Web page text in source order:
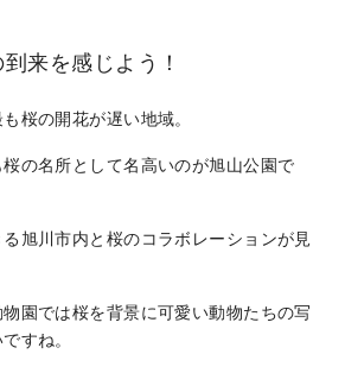
来を感じよう！
桜の開花が遅い地域。
の名所として名高いのが旭山公園で
旭川市内と桜のコラボレーションが見
園では桜を背景に可愛い動物たちの写
すね。